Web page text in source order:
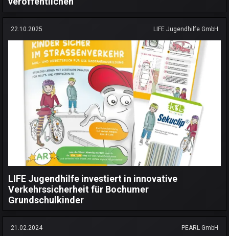
22.10.2025 LIFE Jugendhilfe GmbH
LIFE Jugendhilfe investiert in innovative
Verkehrssicherheit für Bochumer
Grundschulkinder
21.02.2024 PEARL GmbH